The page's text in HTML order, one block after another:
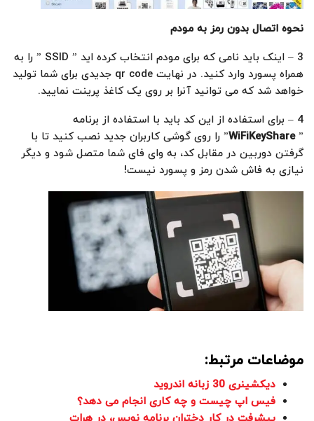
نحوه اتصال بدون رمز به مودم
3 – اینک باید نامی که برای مودم انتخاب کرده اید ” SSID ” را به
همراه پسورد وارد کنید. در نهایت qr code جدیدی برای شما تولید
خواهد شد که می توانید آنرا بر روی یک کاغذ پرینت نمایید.
4 – برای استفاده از این کد باید با استفاده از برنامه
”
WiFiKeyShare” را روی گوشی کاربران جدید نصب کنید تا با
گرفتن دوربین در مقابل کد، به وای فای شما متصل شود و دیگر
نیازی به فاش شدن رمز و پسورد نیست!
موضاعات مرتبط:
دیکشینری 30 زبانه اندروید
فیس اپ چیست و چه کاری انجام می دهد؟